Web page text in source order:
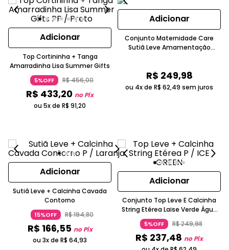
Adicionar
Top Cortininha + Tanga
Amarradinha Lisa Summer Gifts
5%OFF R$456,00
R$ 433,20 no Pix
ou 5x de R$ 91,20
Adicionar
Conjunto Maternidade Care
Sutiã Leve Amamentação
R$ 249,98
ou 4x de R$ 62,49 sem juros
Adicionar
Sutiã Leve + Calcinha Cavada
Contorno
15%OFF R$194,80
R$ 166,55 no Pix
ou 3x de R$ 64,93
Adicionar
Conjunto Top Leve E Calcinha
String Etérea Laise Verde Água
Valisere
5%OFF R$249,98
R$ 237,48 no Pix